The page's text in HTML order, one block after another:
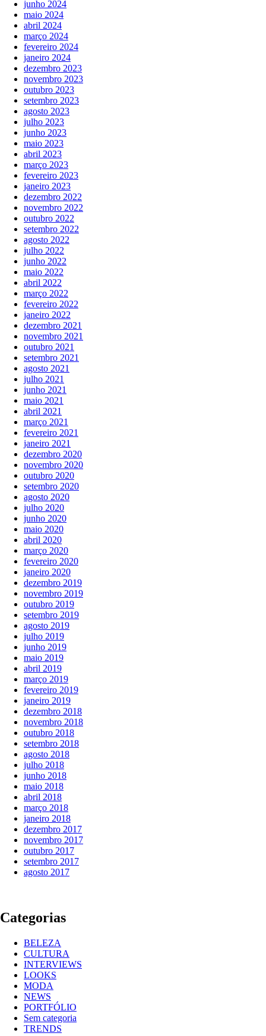
junho 2024
maio 2024
abril 2024
março 2024
fevereiro 2024
janeiro 2024
dezembro 2023
novembro 2023
outubro 2023
setembro 2023
agosto 2023
julho 2023
junho 2023
maio 2023
abril 2023
março 2023
fevereiro 2023
janeiro 2023
dezembro 2022
novembro 2022
outubro 2022
setembro 2022
agosto 2022
julho 2022
junho 2022
maio 2022
abril 2022
março 2022
fevereiro 2022
janeiro 2022
dezembro 2021
novembro 2021
outubro 2021
setembro 2021
agosto 2021
julho 2021
junho 2021
maio 2021
abril 2021
março 2021
fevereiro 2021
janeiro 2021
dezembro 2020
novembro 2020
outubro 2020
setembro 2020
agosto 2020
julho 2020
junho 2020
maio 2020
abril 2020
março 2020
fevereiro 2020
janeiro 2020
dezembro 2019
novembro 2019
outubro 2019
setembro 2019
agosto 2019
julho 2019
junho 2019
maio 2019
abril 2019
março 2019
fevereiro 2019
janeiro 2019
dezembro 2018
novembro 2018
outubro 2018
setembro 2018
agosto 2018
julho 2018
junho 2018
maio 2018
abril 2018
março 2018
janeiro 2018
dezembro 2017
novembro 2017
outubro 2017
setembro 2017
agosto 2017
Categorias
BELEZA
CULTURA
INTERVIEWS
LOOKS
MODA
NEWS
PORTFÓLIO
Sem categoria
TRENDS